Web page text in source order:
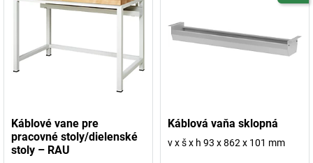
Káblové vane pre
pracovné stoly/dielenské
stoly – RAU
Káblová vaňa sklopná
v x š x h 93 x 862 x 101 mm